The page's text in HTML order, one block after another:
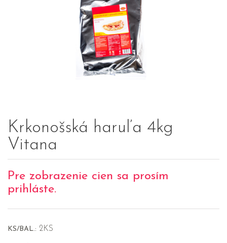
Krkonošská haruľa 4kg
Vitana
Pre zobrazenie cien sa prosím
prihláste.
KS/BAL.: 2KS